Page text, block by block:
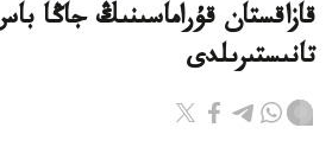
قازاقستان قۇراماسىنىڭ جاڭا
تانىستىرىلدى